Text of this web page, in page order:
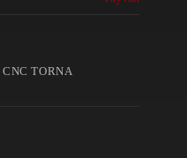
CNC TORNA